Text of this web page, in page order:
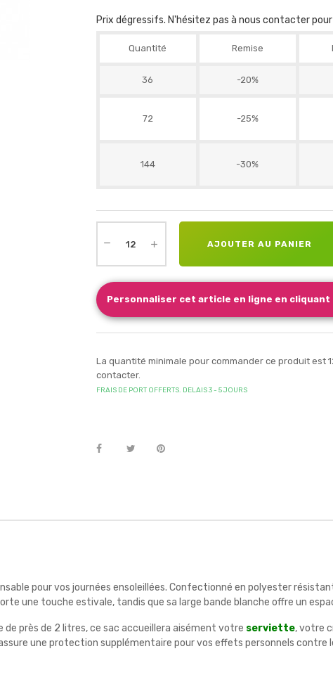
Prix dégressifs. N'hésitez pas à nous contacter
Quantité Remise
36 -20%
72 -25%
144 -30%
AJOUTER AU PANIER
Personnaliser cet article en ligne en cliquant
La quantité minimale pour commander ce produit est
contacter.
FRAIS DE PORT OFFERTS. DELAIS 3 - 5 JOURS
pour vos journées ensoleillées. Confectionné en polyester
une touche estivale, tandis que sa large bande blanche offre un
près de 2 litres, ce sac accueillera aisément votre serviette, votre
une protection supplémentaire pour vos effets personnels contre